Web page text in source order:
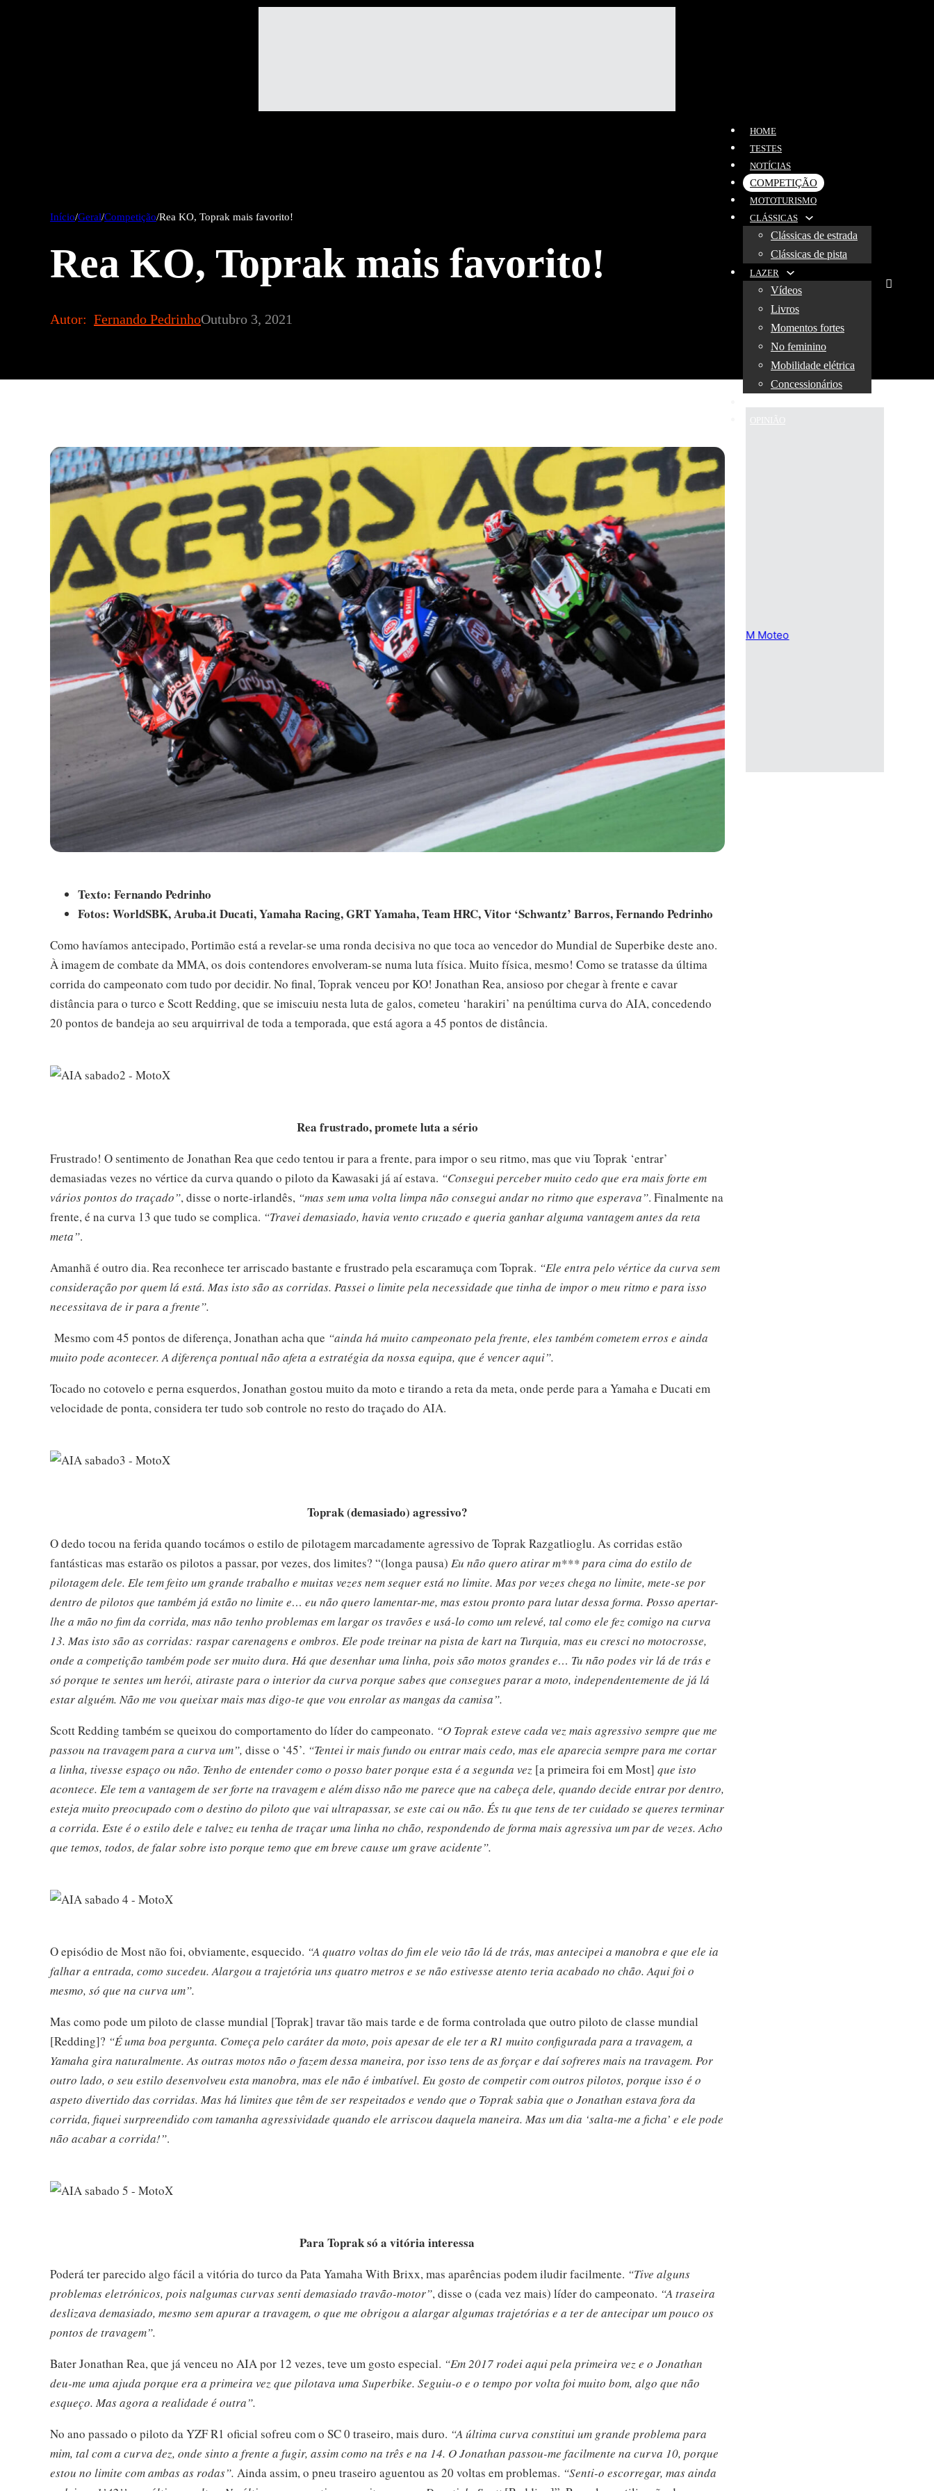
HOME
TESTES
NOTÍCIAS
COMPETIÇÃO
MOTOTURISMO
CLÁSSICAS
Clássicas de estrada
Clássicas de pista
LAZER
Vídeos
Livros
Momentos fortes
No feminino
Mobilidade elétrica
Concessionários
OPINIÃO
Início/Geral/Competição/Rea KO, Toprak mais favorito!
Rea KO, Toprak mais favorito!
Autor: Fernando PedrinhoOutubro 3, 2021
Texto: Fernando Pedrinho
Fotos: WorldSBK, Aruba.it Ducati, Yamaha Racing, GRT Yamaha, Team HRC, Vitor ‘Schwantz’ Barros, Fernando Pedrinho
Como havíamos antecipado, Portimão está a revelar-se uma ronda decisiva no que toca ao vencedor do Mundial de Superbike deste ano.
À imagem de combate da MMA, os dois contendores envolveram-se numa luta física. Muito física, mesmo! Como se tratasse da última
corrida do campeonato com tudo por decidir. No final, Toprak venceu por KO! Jonathan Rea, ansioso por chegar à frente e cavar
distância para o turco e Scott Redding, que se imiscuiu nesta luta de galos, cometeu ‘harakiri’ na penúltima curva do AIA, concedendo
20 pontos de bandeja ao seu arquirrival de toda a temporada, que está agora a 45 pontos de distância.
Rea frustrado, promete luta a sério
Frustrado! O sentimento de Jonathan Rea que cedo tentou ir para a frente, para impor o seu ritmo, mas que viu Toprak ‘entrar’
demasiadas vezes no vértice da curva quando o piloto da Kawasaki já aí estava. “Consegui perceber muito cedo que era mais forte em
vários pontos do traçado”, disse o norte-irlandês, “mas sem uma volta limpa não consegui andar no ritmo que esperava”. Finalmente na
frente, é na curva 13 que tudo se complica. “Travei demasiado, havia vento cruzado e queria ganhar alguma vantagem antes da reta
meta”.
Amanhã é outro dia. Rea reconhece ter arriscado bastante e frustrado pela escaramuça com Toprak. “Ele entra pelo vértice da curva sem
consideração por quem lá está. Mas isto são as corridas. Passei o limite pela necessidade que tinha de impor o meu ritmo e para isso
necessitava de ir para a frente”.
Mesmo com 45 pontos de diferença, Jonathan acha que “ainda há muito campeonato pela frente, eles também cometem erros e ainda
muito pode acontecer. A diferença pontual não afeta a estratégia da nossa equipa, que é vencer aqui”.
Tocado no cotovelo e perna esquerdos, Jonathan gostou muito da moto e tirando a reta da meta, onde perde para a Yamaha e Ducati em
velocidade de ponta, considera ter tudo sob controle no resto do traçado do AIA.
Toprak (demasiado) agressivo?
O dedo tocou na ferida quando tocámos o estilo de pilotagem marcadamente agressivo de Toprak Razgatlioglu. As corridas estão
fantásticas mas estarão os pilotos a passar, por vezes, dos limites? “(longa pausa) Eu não quero atirar m*** para cima do estilo de
pilotagem dele. Ele tem feito um grande trabalho e muitas vezes nem sequer está no limite. Mas por vezes chega no limite, mete-se por
dentro de pilotos que também já estão no limite e… eu não quero lamentar-me, mas estou pronto para lutar dessa forma. Posso apertar-
lhe a mão no fim da corrida, mas não tenho problemas em largar os travões e usá-lo como um relevé, tal como ele fez comigo na curva
13. Mas isto são as corridas: raspar carenagens e ombros. Ele pode treinar na pista de kart na Turquia, mas eu cresci no motocrosse,
onde a competição também pode ser muito dura. Há que desenhar uma linha, pois são motos grandes e… Tu não podes vir lá de trás e
só porque te sentes um herói, atiraste para o interior da curva porque sabes que consegues parar a moto, independentemente de já lá
estar alguém. Não me vou queixar mais mas digo-te que vou enrolar as mangas da camisa”.
Scott Redding também se queixou do comportamento do líder do campeonato. “O Toprak esteve cada vez mais agressivo sempre que me
passou na travagem para a curva um”, disse o ‘45’. “Tentei ir mais fundo ou entrar mais cedo, mas ele aparecia sempre para me cortar
a linha, tivesse espaço ou não. Tenho de entender como o posso bater porque esta é a segunda vez [a primeira foi em Most] que isto
acontece. Ele tem a vantagem de ser forte na travagem e além disso não me parece que na cabeça dele, quando decide entrar por dentro,
esteja muito preocupado com o destino do piloto que vai ultrapassar, se este cai ou não. És tu que tens de ter cuidado se queres terminar
a corrida. Este é o estilo dele e talvez eu tenha de traçar uma linha no chão, respondendo de forma mais agressiva um par de vezes. Acho
que temos, todos, de falar sobre isto porque temo que em breve cause um grave acidente”.
O episódio de Most não foi, obviamente, esquecido. “A quatro voltas do fim ele veio tão lá de trás, mas antecipei a manobra e que ele ia
falhar a entrada, como sucedeu. Alargou a trajetória uns quatro metros e se não estivesse atento teria acabado no chão. Aqui foi o
mesmo, só que na curva um”.
Mas como pode um piloto de classe mundial [Toprak] travar tão mais tarde e de forma controlada que outro piloto de classe mundial
[Redding]? “É uma boa pergunta. Começa pelo caráter da moto, pois apesar de ele ter a R1 muito configurada para a travagem, a
Yamaha gira naturalmente. As outras motos não o fazem dessa maneira, por isso tens de as forçar e daí sofreres mais na travagem. Por
outro lado, o seu estilo desenvolveu esta manobra, mas ele não é imbatível. Eu gosto de competir com outros pilotos, porque isso é o
aspeto divertido das corridas. Mas há limites que têm de ser respeitados e vendo que o Toprak sabia que o Jonathan estava fora da
corrida, fiquei surpreendido com tamanha agressividade quando ele arriscou daquela maneira. Mas um dia ‘salta-me a ficha’ e ele pode
não acabar a corrida!”.
Para Toprak só a vitória interessa
Poderá ter parecido algo fácil a vitória do turco da Pata Yamaha With Brixx, mas aparências podem iludir facilmente. “Tive alguns
problemas eletrónicos, pois nalgumas curvas senti demasiado travão-motor”, disse o (cada vez mais) líder do campeonato. “A traseira
deslizava demasiado, mesmo sem apurar a travagem, o que me obrigou a alargar algumas trajetórias e a ter de antecipar um pouco os
pontos de travagem”.
Bater Jonathan Rea, que já venceu no AIA por 12 vezes, teve um gosto especial. “Em 2017 rodei aqui pela primeira vez e o Jonathan
deu-me uma ajuda porque era a primeira vez que pilotava uma Superbike. Seguiu-o e o tempo por volta foi muito bom, algo que não
esqueço. Mas agora a realidade é outra”.
No ano passado o piloto da YZF R1 oficial sofreu com o SC 0 traseiro, mais duro. “A última curva constitui um grande problema para
mim, tal com a curva dez, onde sinto a frente a fugir, assim como na três e na 14. O Jonathan passou-me facilmente na curva 10, porque
estou no limite com ambas as rodas”. Ainda assim, o pneu traseiro aguentou as 20 voltas em problemas. “Senti-o escorregar, mas ainda